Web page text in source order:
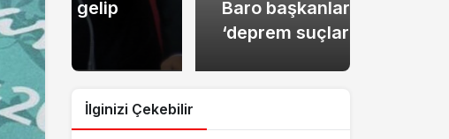
Baro başkanlarından
‘deprem suçları’ uyarısı
İlginizi Çekebilir